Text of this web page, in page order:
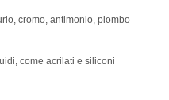
cromo, antimonio, piombo
come acrilati e siliconi